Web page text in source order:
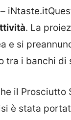
. La
e si
tra i banchi di
il Prosciutto
è stata